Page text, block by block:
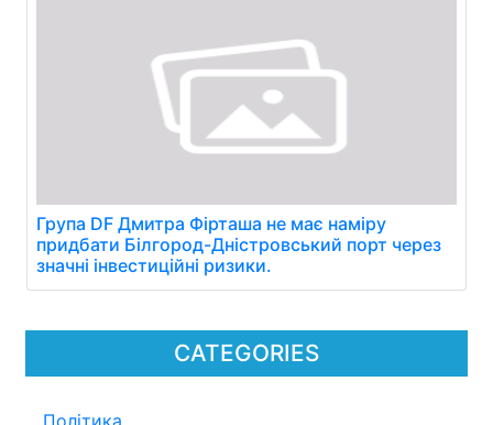
CATEGORIES
Політика
Група DF Дмитра Фірташа не має наміру
придбати Білгород-Дністровський порт через
значні інвестиційні ризики.